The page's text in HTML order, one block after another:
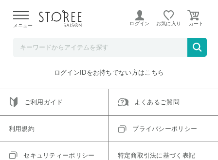
よる配送遅延が発生しております。
メニュー ログイン お気に入り
ご指定のアイテムは取り扱い終了、またはただいま取り扱い
トップへ戻る
ログインIDをお持ちでない方はこちら
ご利用ガイド よくあるご質問
利用規約 プライバシーポリシー
セキュリティーポリシー 特定商取引法に基づく表記